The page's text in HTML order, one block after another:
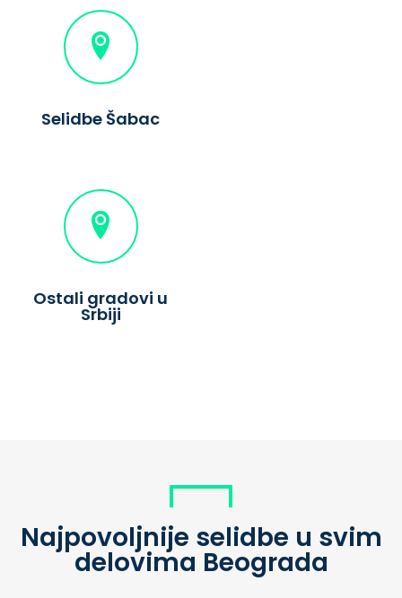
Selidbe Šabac
Ostali gradovi u
Srbiji
Najpovoljnije selidbe u svim
delovima Beograda